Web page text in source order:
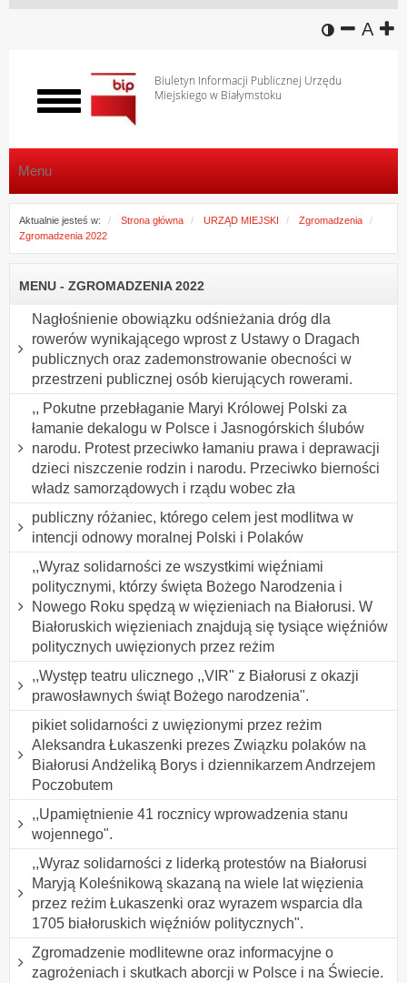
wersja
A
Biuletyn Informacji Publicznej Urzędu
Miejskiego w Białymstoku
Włącz
menu
Menu
Aktualnie jesteś w: Strona główna URZĄD MIEJSKI
Zgromadzenia
Zgromadzenia 2022
MENU - ZGROMADZENIA 2022
Nagłośnienie obowiązku odśnieżania dróg dla
rowerów wynikającego wprost z Ustawy o Dragach
publicznych oraz zademonstrowanie obecności w
przestrzeni publicznej osób kierujących rowerami.
,, Pokutne przebłaganie Maryi Królowej Polski za
łamanie dekalogu w Polsce i Jasnogórskich ślubów
narodu. Protest przeciwko łamaniu prawa i deprawacji
dzieci niszczenie rodzin i narodu. Przeciwko bierności
władz samorządowych i rządu wobec zła
publiczny różaniec, którego celem jest modlitwa w
intencji odnowy moralnej Polski i Polaków
,,Wyraz solidarności ze wszystkimi więźniami
politycznymi, którzy święta Bożego Narodzenia i
Nowego Roku spędzą w więzieniach na Białorusi. W
Białoruskich więzieniach znajdują się tysiące więźniów
politycznych uwięzionych przez reżim
,,Występ teatru ulicznego ,,VIR" z Białorusi z okazji
prawosławnych świąt Bożego narodzenia".
pikiet solidarności z uwięzionymi przez reżim
Aleksandra Łukaszenki prezes Związku polaków na
Białorusi Andżeliką Borys i dziennikarzem Andrzejem
Poczobutem
,,Upamiętnienie 41 rocznicy wprowadzenia stanu
wojennego".
,,Wyraz solidarności z liderką protestów na Białorusi
Maryją Koleśnikową skazaną na wiele lat więzienia
przez reżim Łukaszenki oraz wyrazem wsparcia dla
1705 białoruskich więźniów politycznych".
Zgromadzenie modlitewne oraz informacyjne o
zagrożeniach i skutkach aborcji w Polsce i na Świecie.